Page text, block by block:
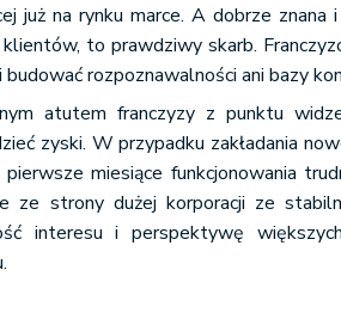
już na rynku marce. A dobrze znana
klientów, to prawdziwy skarb.
budować rozpoznawalności ani bazy
atutem franczyzy z punktu
zyski. W przypadku zakładania
miesiące funkcjonowania
ze strony dużej korporacji ze
interesu i perspektywę